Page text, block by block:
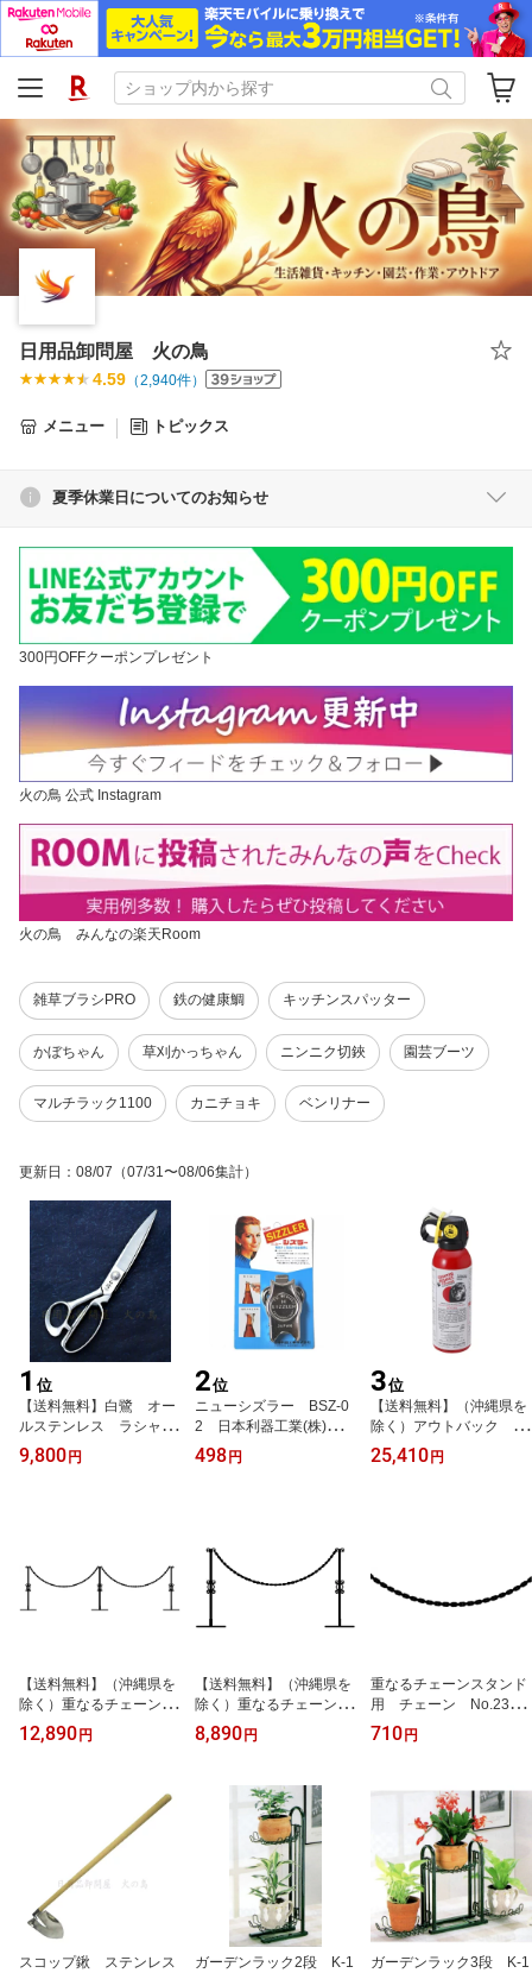
日用品卸問屋 火の鳥
4.59 （2,940件）
メニュー トピックス
夏季休業日についてのお知らせ
300円OFFクーポンプレゼント
火の鳥 公式 Instagram
火の鳥 みんなの楽天Room
雑草ブラシPRO 鉄の健康鯛 キッチンスパッター
かぼちゃん 草刈かっちゃん ニンニク切鋏 園芸ブーツ
マルチラック1100 カニチョキ ベンリナー
更新日 ： 08/07 （07/31〜08/06集計）
1 位
【送料無料】白鷺 オー
ルステンレス ラシャ切
鋏 240mm ＃4000
81414
9,800 円
2位
ニューシズラー BSZ-0
2 日本利器工業(株) 日
本製 20210311
498 円
3位
【送料無料】（沖縄県を
除く）アウトバック カ
ウンターアソールト・ス
トロンガー CA290
25,410 円
【送料無料】（沖縄県を
除く）重なるチェーンス
タンド 3台組 No.233
（スタンド3個＋チェ
12,890 円
【送料無料】（沖縄県を
除く）重なるチェーンス
タンド 2台組 No.232
（スタンド2個＋チェ
8,890 円
重なるチェーンスタンド
用 チェーン No.234
長さ1.5m
710 円
スコップ鍬 ステンレス
ガーデンラック2段 K-1
ガーデンラック3段 K-1